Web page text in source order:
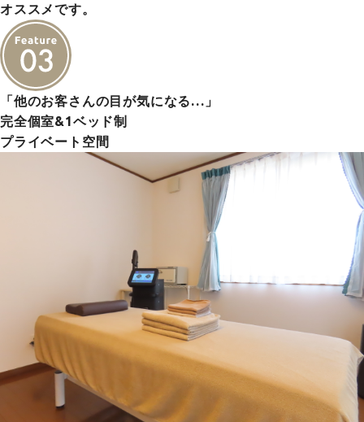
オススメです。
「他のお客さんの目が気になる…」
完全個室&1ベッド制
プライベート空間